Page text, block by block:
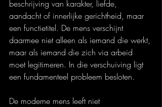
beschrijving van karakter, liefde,
aandacht of innerlijke gerichtheid, maar
een functietitel. De mens verschijnt
daarmee niet alleen als iemand die werkt,
maar als iemand die zich via arbeid
moet legitimeren. In die verschuiving ligt
een fundamenteel probleem besloten.
De moderne mens leeft niet